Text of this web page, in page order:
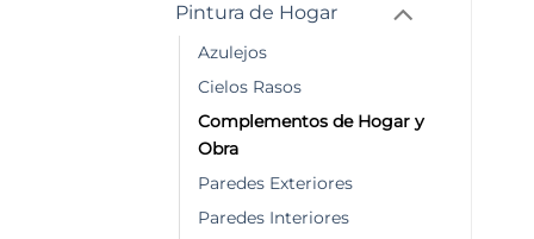
Pintura de Hogar
Azulejos
Cielos Rasos
Complementos de Hogar y
Obra
Paredes Exteriores
Paredes Interiores